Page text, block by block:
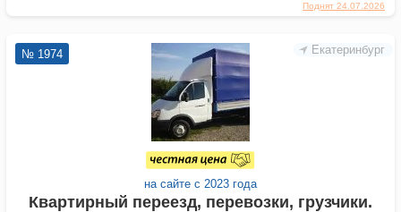
Поднят 24.07.2026
Екатеринбург
№ 1974
на сайте с 2023 года
Квартирный переезд, перевозки, грузчики.